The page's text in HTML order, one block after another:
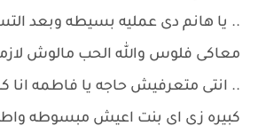
.. يا هانم دى عمليه بسيطه وبعد
معاكى فلوس والله الحب مالوش
.. انتى متعرفيش حاجه يا فاطمه انا
كبيره زى اى بنت اعيش مبسوطه